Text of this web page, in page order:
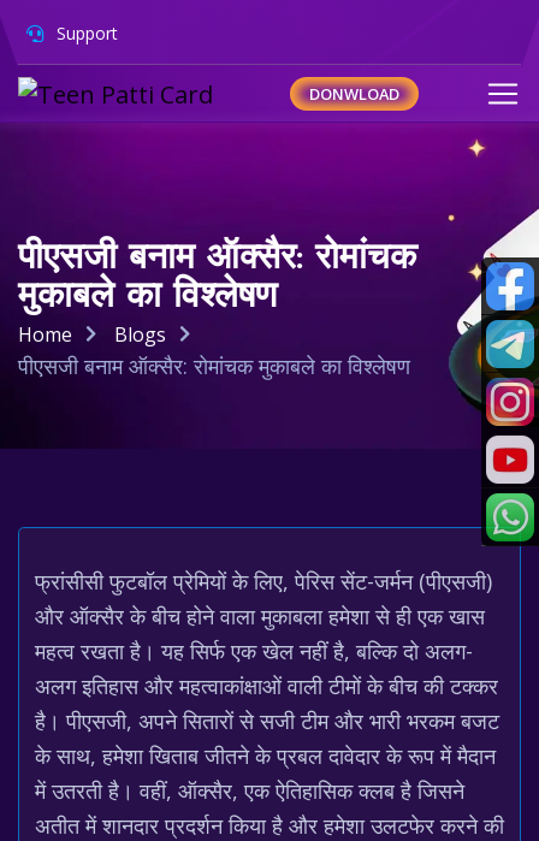
Support
DONWLOAD
पीएसजी बनाम ऑक्सैर: रोमांचक
मुकाबले का विश्लेषण
Home Blogs
पीएसजी बनाम ऑक्सैर: रोमांचक मुकाबले का विश्लेषण
फ्रांसीसी फुटबॉल प्रेमियों के लिए, पेरिस सेंट-जर्मन (पीएसजी)
और ऑक्सैर के बीच होने वाला मुकाबला हमेशा से ही एक खास
महत्व रखता है। यह सिर्फ एक खेल नहीं है, बल्कि दो अलग-
अलग इतिहास और महत्वाकांक्षाओं वाली टीमों के बीच की टक्कर
है। पीएसजी, अपने सितारों से सजी टीम और भारी भरकम बजट
के साथ, हमेशा खिताब जीतने के प्रबल दावेदार के रूप में मैदान
में उतरती है। वहीं, ऑक्सैर, एक ऐतिहासिक क्लब है जिसने
अतीत में शानदार प्रदर्शन किया है और हमेशा उलटफेर करने की